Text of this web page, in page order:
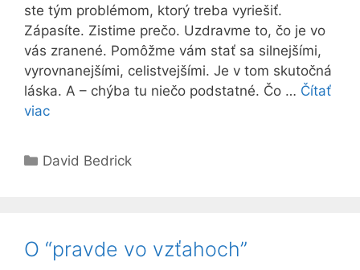
ste tým problémom, ktorý treba vyriešiť.
Zápasíte. Zistime prečo. Uzdravme to, čo je vo
vás zranené. Pomôžme vám stať sa silnejšími,
vyrovnanejšími, celistvejšími. Je v tom skutočná
láska. A – chýba tu niečo podstatné. Čo … Čítať
viac
Kategórie
David Bedrick
O “pravde vo vzťahoch”